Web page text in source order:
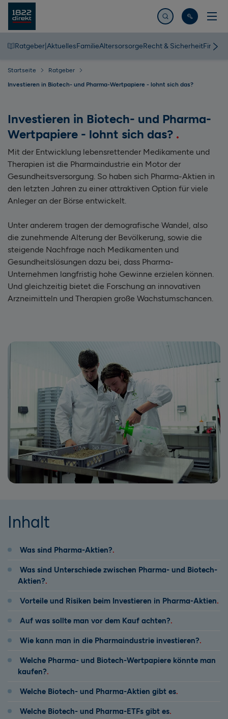
Jetzt suchen
Ratgeber AktuellesFamilieAltersorsorgeRecht & Sicherheit
Startseite
Ratgeber
Investieren in Biotech- und Pharma-Wertpapiere - lohnt sich das?
Investieren in Biotech- und Pharma-
Wertpapiere - lohnt sich das?
Mit der Entwicklung lebensrettender Medikamente und
Therapien ist die Pharmaindustrie ein Motor der
Gesundheitsversorgung. So haben sich Pharma-Aktien in
den letzten Jahren zu einer attraktiven Option für viele
Anleger an der Börse entwickelt.
Unter anderem tragen der demografische Wandel, also
die zunehmende Alterung der Bevölkerung, sowie die
steigende Nachfrage nach Medikamenten und
Gesundheitslösungen dazu bei, dass Pharma-
Unternehmen langfristig hohe Gewinne erzielen können.
Und gleichzeitig bietet die Forschung an innovativen
Arzneimitteln und Therapien große Wachstumschancen.
Inhalt
Was sind Pharma-Aktien?
Was sind Unterschiede zwischen Pharma- und Biotech-
Aktien?
Vorteile und Risiken beim Investieren in Pharma-Aktien
Auf was sollte man vor dem Kauf achten?
Wie kann man in die Pharmaindustrie investieren?
Welche Pharma- und Biotech-Wertpapiere könnte man
kaufen?
Welche Biotech- und Pharma-Aktien gibt es
Welche Biotech- und Pharma-ETFs gibt es